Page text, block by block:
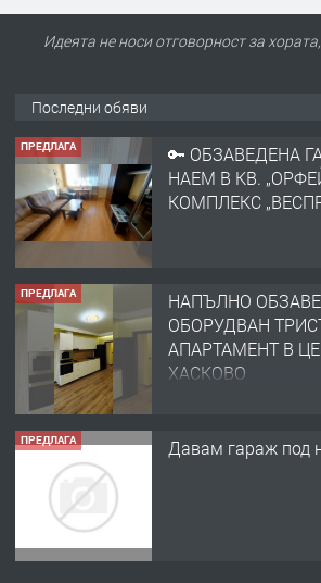
Идеята не носи отговорност за
Последни обяви
ПРЕДЛАГА
🔑 ОБЗАВЕДЕНА
НАЕМ В КВ.
КОМПЛЕКС
ПРЕДЛАГА
НАПЪЛНО
ОБОРУДВАН
АПАРТАМЕНТ В
ХАСКОВО
ПРЕДЛАГА Давам гараж под